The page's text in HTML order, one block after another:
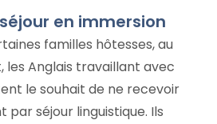
en immersion
familles hôtesses, au
les Anglais travaillant avec
le souhait de ne recevoir
par séjour linguistique. Ils